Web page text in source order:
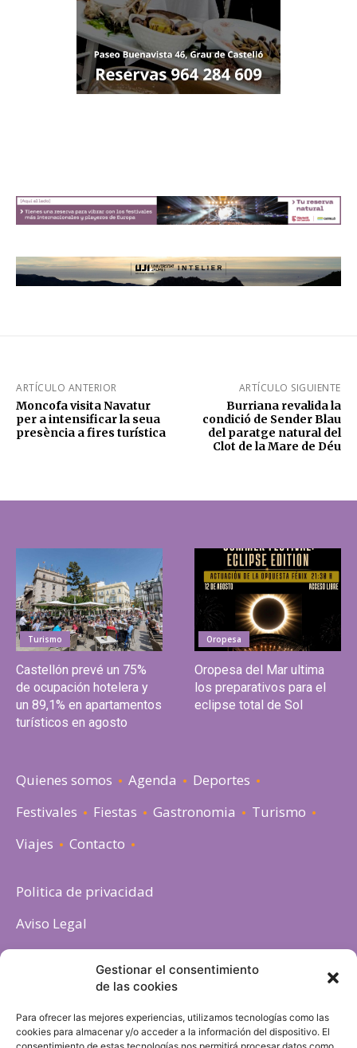
Gestionar el consentimiento
de las cookies
Para ofrecer las mejores experiencias, utilizamos tecnologías como las
cookies para almacenar y/o acceder a la información del dispositivo. El
ARTÍCULO ANTERIOR
Moncofa visita Navatur
per a intensificar la seua
presència a fires turística
ARTÍCULO SIGUIENTE
Burriana revalida la
condició de Sender Blau
del paratge natural del
Clot de la Mare de Déu
Turismo
Castellón prevé un 75%
de ocupación hotelera y
un 89,1% en apartamentos
turísticos en agosto
Oropesa
Oropesa del Mar ultima
los preparativos para el
eclipse total de Sol
Quienes somos Agenda
Deportes
Festivales
Fiestas Gastronomia
Turismo
Viajes
Contacto
Politica de privacidad
Aviso Legal
Política de cookies